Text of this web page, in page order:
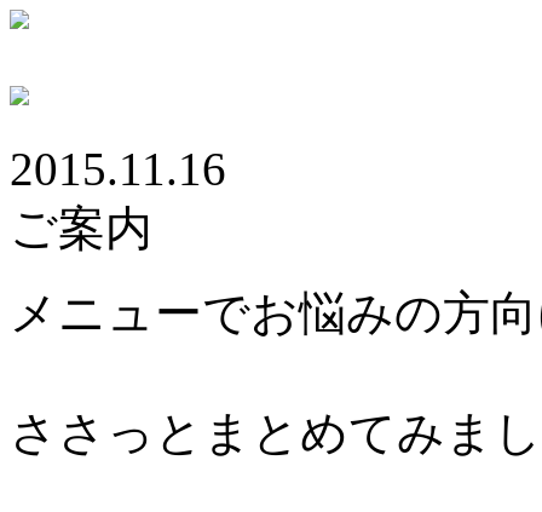
2015.11.16
ご案内
メニューでお悩みの方
ささっとまとめてみま